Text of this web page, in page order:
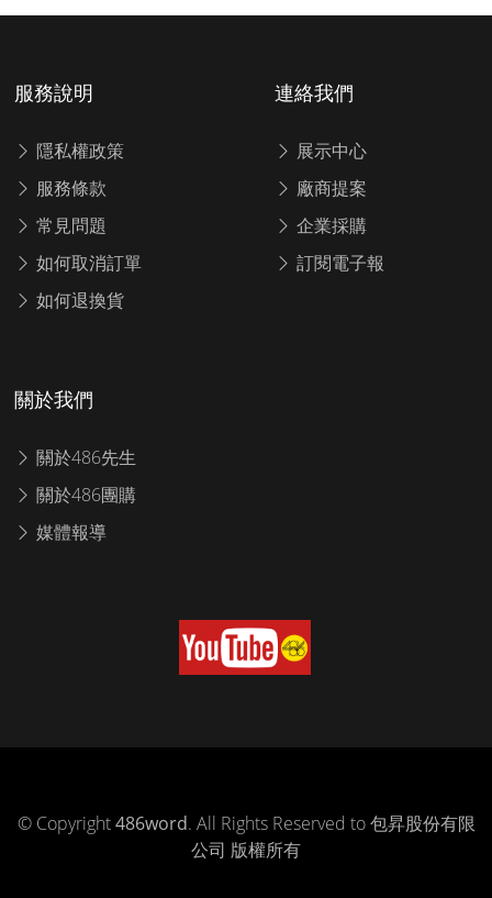
服務說明
隱私權政策
服務條款
常見問題
如何取消訂單
如何退換貨
連絡我們
展示中心
廠商提案
企業採購
訂閱電子報
關於我們
關於486先生
關於486團購
媒體報導
© Copyright486word. All Rights Reserved to 包昇股份有限
公司 版權所有